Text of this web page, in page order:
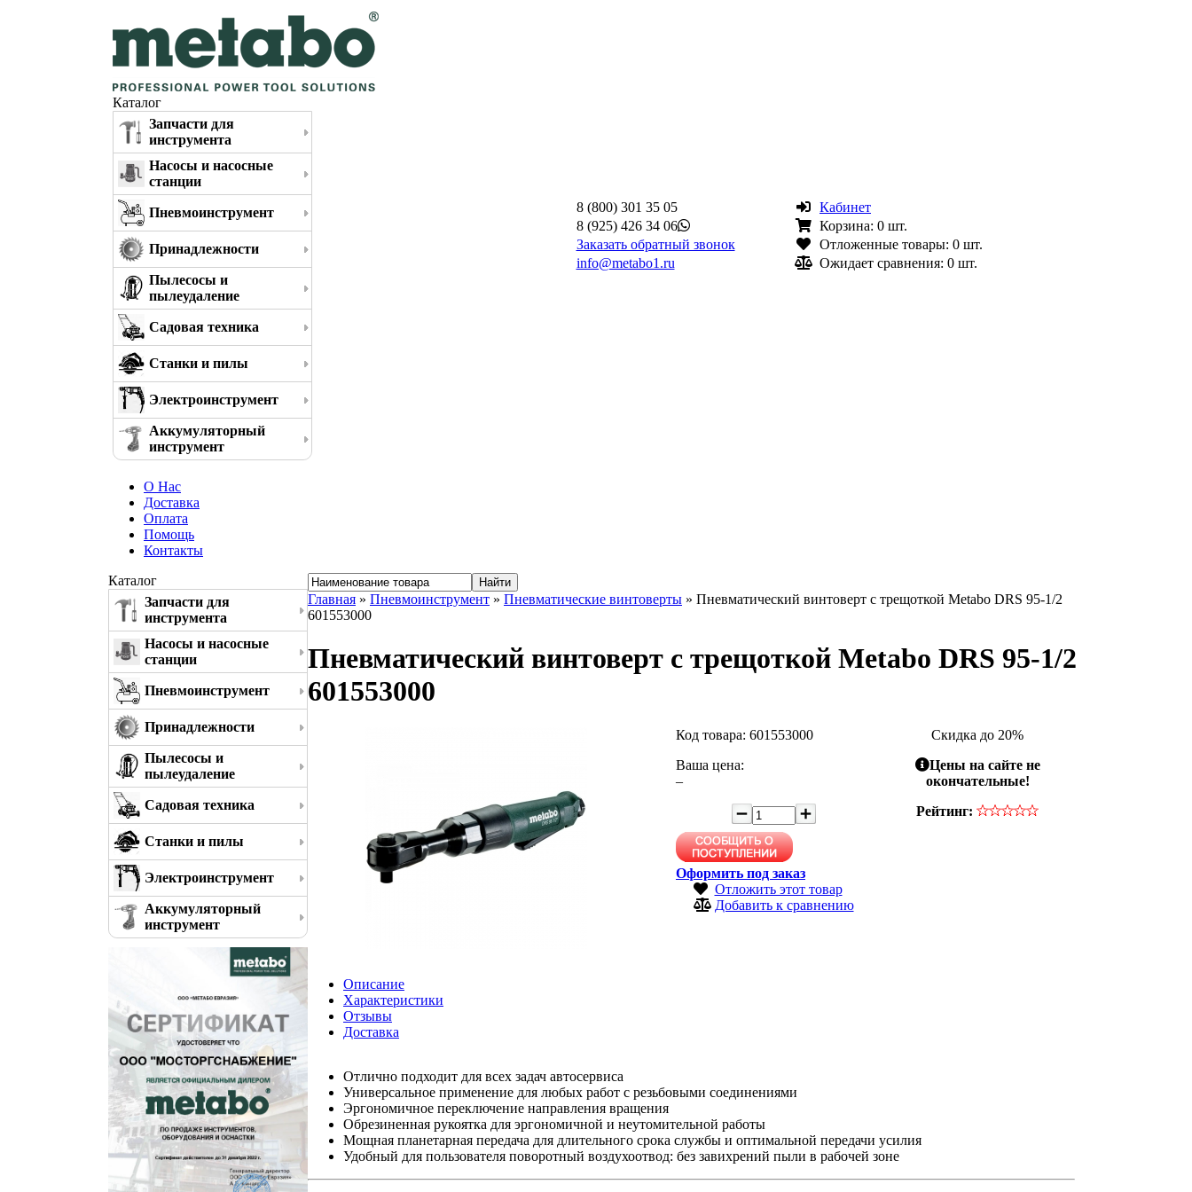
Каталог
Запчасти для
инструмента
Насосы и насосные
станции
Пневмоинструмент
Принадлежности
Пылесосы и
пылеудаление
Садовая техника
Станки и пилы
Электроинструмент
Аккумуляторный
инструмент
8 (800) 301 35 05
8 (925) 426 34 06
Заказать обратный звонок
info@metabo1.ru
Кабинет
Корзина: 0 шт.
Отложенные товары: 0 шт.
Ожидает сравнения: 0 шт.
О Нас
Доставка
Оплата
Помощь
Контакты
Каталог
Запчасти для
инструмента
Насосы и насосные
станции
Пневмоинструмент
Принадлежности
Пылесосы и
пылеудаление
Садовая техника
Станки и пилы
Электроинструмент
Аккумуляторный
инструмент
Главная » Пневмоинструмент » Пневматические винтоверты » Пневматический винтоверт с трещоткой Metabo DRS 95-1/2
601553000
Пневматический винтоверт с трещоткой Metabo DRS 95-1/2
601553000
Код товара: 601553000
Ваша цена:
–
Оформить под заказ
Отложить этот товар
Добавить к сравнению
Скидка до 20%
Цены на сайте не
окончательные!
Рейтинг:
Описание
Характеристики
Отзывы
Доставка
Отлично подходит для всех задач автосервиса
Универсальное применение для любых работ с резьбовыми соединениями
Эргономичное переключение направления вращения
Обрезиненная рукоятка для эргономичной и неутомительной работы
Мощная планетарная передача для длительного срока службы и оптимальной передачи усилия
Удобный для пользователя поворотный воздухоотвод: без завихрений пыли в рабочей зоне